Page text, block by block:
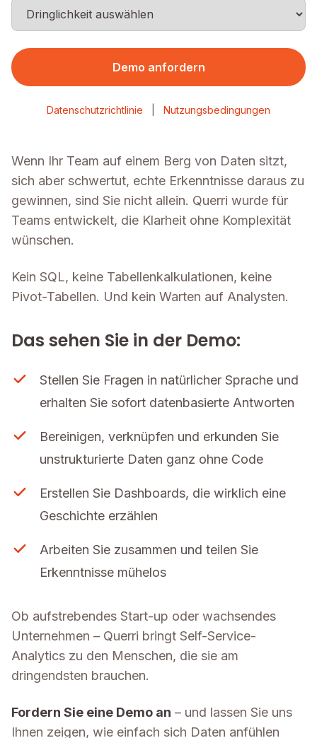
Demo anfordern
Datenschutzrichtlinie Nutzungsbedingungen
Wenn Ihr Team auf einem Berg von Daten sitzt,
sich aber schwertut, echte Erkenntnisse daraus zu
gewinnen, sind Sie nicht allein. Querri wurde für
Teams entwickelt, die Klarheit ohne Komplexität
wünschen.
Kein SQL, keine Tabellenkalkulationen, keine
Pivot-Tabellen. Und kein Warten auf Analysten.
Das sehen Sie in der Demo:
Stellen Sie Fragen in natürlicher Sprache und
erhalten Sie sofort datenbasierte Antworten
Bereinigen, verknüpfen und erkunden Sie
unstrukturierte Daten ganz ohne Code
Erstellen Sie Dashboards, die wirklich eine
Geschichte erzählen
Arbeiten Sie zusammen und teilen Sie
Erkenntnisse mühelos
Ob aufstrebendes Start-up oder wachsendes
Unternehmen – Querri bringt Self-Service-
Analytics zu den Menschen, die sie am
dringendsten brauchen.
Fordern Sie eine Demo an – und lassen Sie uns
Ihnen zeigen, wie einfach sich Daten anfühlen